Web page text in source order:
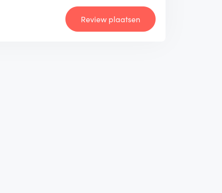
Review plaatsen